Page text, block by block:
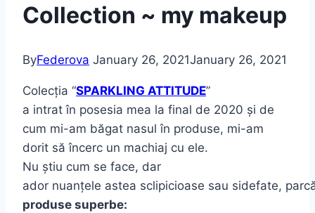
Collection ~ my makeup
ByFederova January 26, 2021January 26, 2021
Colecția “SPARKLING ATTITUDE”
a intrat în posesia mea la final de 2020 și de
cum mi-am băgat nasul în produse, mi-am
dorit să încerc un machiaj cu ele.
Nu știu cum se face, dar
ador nuanțele astea sclipicioase sau sidefate,
produse superbe: